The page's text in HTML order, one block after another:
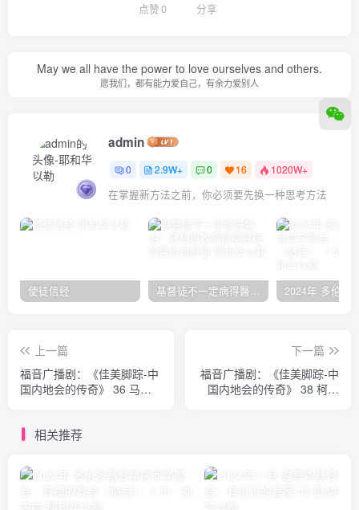
点赞0 分享
May we all have the power to love ourselves and others.
愿我们，都有能力爱自己，有余力爱别人
admin
0 2.9W+ 0 16 1020W+
在掌握新方法之前，你必须要先换一种思考方法
使徒信经 基督徒不一定病得醫治？寇紹恩牧師談基督徒的醫治與盼望
上一篇
福音广播剧：《佳美脚踪-中
国内地会的传奇》 36 马道
下一篇
福音广播剧：《佳美脚踪-中
国内地会的传奇》 38 柯维
相关推荐